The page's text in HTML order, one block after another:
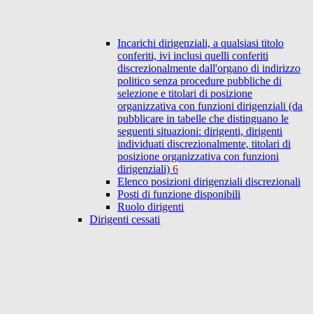
Incarichi dirigenziali, a qualsiasi titolo
conferiti, ivi inclusi quelli conferiti
discrezionalmente dall'organo di indirizzo
politico senza procedure pubbliche di
selezione e titolari di posizione
organizzativa con funzioni dirigenziali (da
pubblicare in tabelle che distinguano le
seguenti situazioni: dirigenti, dirigenti
individuati discrezionalmente, titolari di
posizione organizzativa con funzioni
dirigenziali) 6
Elenco posizioni dirigenziali discrezionali
Posti di funzione disponibili
Ruolo dirigenti
Dirigenti cessati